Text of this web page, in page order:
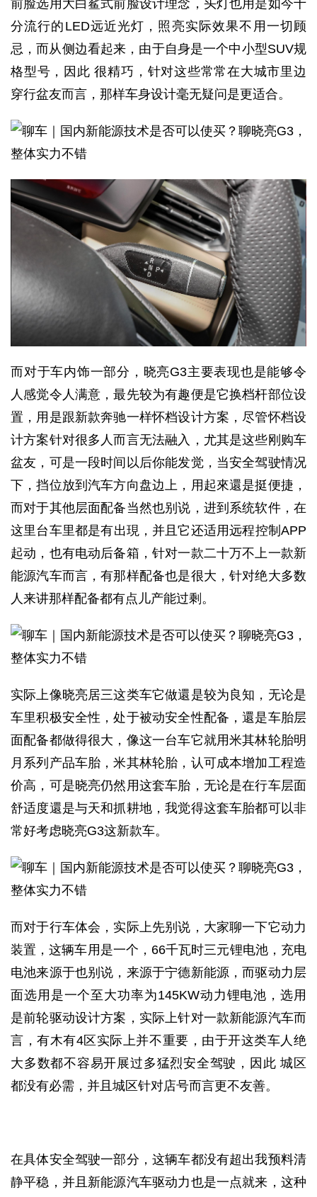
前脸选用大白鲨式前脸设计理念，头灯也用是如今十
分流行的LED远近光灯，照亮实际效果不用一切顾
忌，而从侧边看起来，由于自身是一个中小型SUV规
格型号，因此 很精巧，针对这些常常在大城市里边
穿行盆友而言，那样车身设计毫无疑问是更适合。
而对于车内饰一部分，晓亮G3主要表现也是能够令
人感觉令人满意，最先较为有趣便是它换档杆部位设
置，用是跟新款奔驰一样怀档设计方案，尽管怀档设
计方案针对很多人而言无法融入，尤其是这些刚购车
盆友，可是一段时间以后你能发觉，当安全驾驶情况
下，挡位放到汽车方向盘边上，用起來還是挺便捷，
而对于其他层面配备当然也别说，进到系统软件，在
这里台车里都是有出現，并且它还适用远程控制APP
起动，也有电动后备箱，针对一款二十万不上一款新
能源汽车而言，有那样配备也是很大，针对绝大多数
人来讲那样配备都有点儿产能过剩。
实际上像晓亮居三这类车它做還是较为良知，无论是
车里积极安全性，处于被动安全性配备，還是车胎层
面配备都做得很大，像这一台车它就用米其林轮胎明
月系列产品车胎，米其林轮胎，认可成本增加工程造
价高，可是晓亮仍然用这套车胎，无论是在行车层面
舒适度還是与天和抓耕地，我觉得这套车胎都可以非
常好考虑晓亮G3这新款车。
而对于行车体会，实际上先别说，大家聊一下它动力
装置，这辆车用是一个，66千瓦时三元锂电池，充电
电池来源于也别说，来源于宁德新能源，而驱动力层
面选用是一个至大功率为145KW动力锂电池，选用
是前轮驱动设计方案，实际上针对一款新能源汽车而
言，有木有4区实际上并不重要，由于开这类车人绝
大多数都不容易开展过多猛烈安全驾驶，因此 城区
都没有必需，并且城区针对店号而言更不友善。
在具体安全驾驶一部分，这辆车都没有超出我预料清
静平稳，并且新能源汽车驱动力也是一点就来，这种